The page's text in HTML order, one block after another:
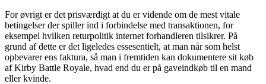
For øvrigt er det prisværdigt at du er vidende om de mest vitale
betingelser der spiller ind i forbindelse med transaktionen, for
eksempel hvilken returpolitik internet forhandleren tilsikrer. På
grund af dette er det ligeledes essesentielt, at man når som helst
opbevarer ens faktura, så man i fremtiden kan dokumentere sit køb
af Kirby Battle Royale, hvad end du er på gaveindkøb til en mand
eller kvinde.